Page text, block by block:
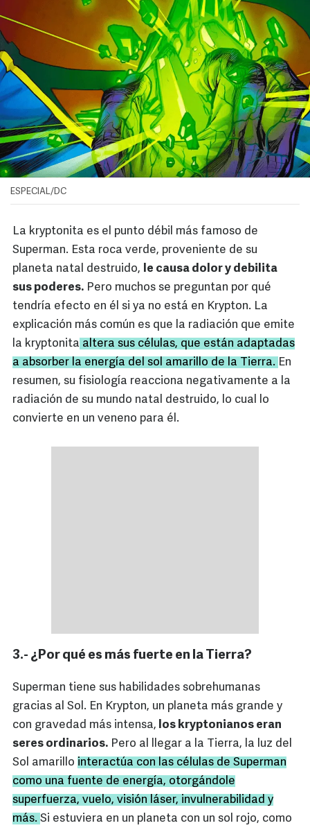
ESPECIAL/DC
La kryptonita es el punto débil más famoso de
Superman. Esta roca verde, proveniente de su
planeta natal destruido,
le causa dolor y debilita
sus poderes. Pero muchos se preguntan por qué
tendría efecto en él si ya no está en Krypton. La
explicación más común es que la radiación que emite
la kryptonita altera sus células, que están adaptadas
a absorber la energía del sol amarillo de la Tierra. En
resumen, su fisiología reacciona negativamente a la
radiación de su mundo natal destruido, lo cual lo
convierte en un veneno para él.
3.- ¿Por qué es más fuerte en la Tierra?
Superman tiene sus habilidades sobrehumanas
gracias al Sol. En Krypton, un planeta más grande y
con gravedad más intensa, los kryptonianos eran
seres ordinarios. Pero al llegar a la Tierra, la luz del
Sol amarillo interactúa con las células de Superman
como una fuente de energía, otorgándole
superfuerza, vuelo, visión láser, invulnerabilidad y
más. Si estuviera en un planeta con un sol rojo, como